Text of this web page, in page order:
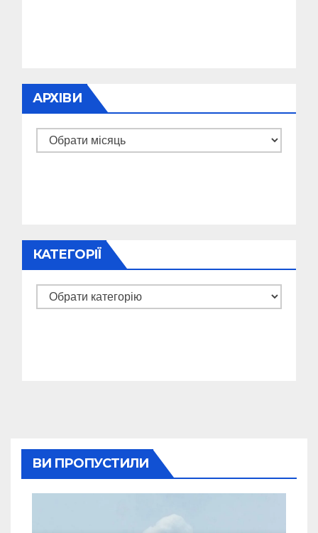
АРХІВИ
Архіви
КАТЕГОРІЇ
Категорії
ВИ ПРОПУСТИЛИ